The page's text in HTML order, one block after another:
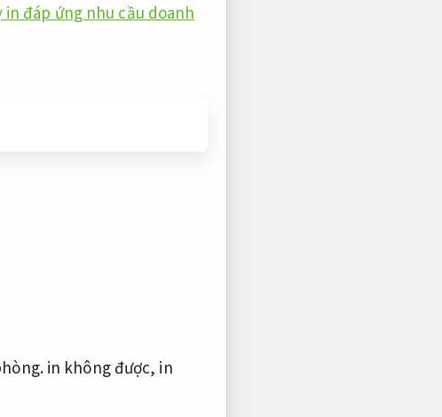
in đáp ứng nhu cầu doanh
in không được, in